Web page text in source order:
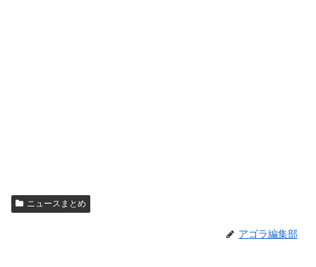
ニュースまとめ
アゴラ編集部